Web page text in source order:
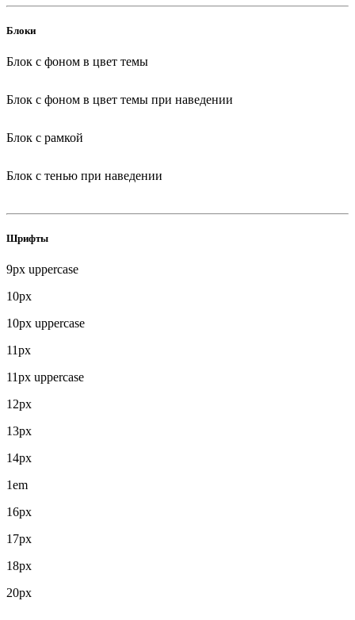
Блоки
Блок с фоном в цвет темы
Блок с фоном в цвет темы при наведении
Блок с рамкой
Блок с тенью при наведении
Шрифты
9px uppercase
10px
10px uppercase
11px
11px uppercase
12px
13px
14px
1em
16px
17px
18px
20px